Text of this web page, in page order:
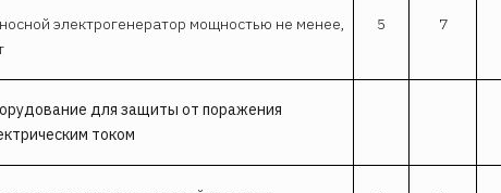
электрогенератор мощностью не менее,
5 7
для защиты от поражения
током